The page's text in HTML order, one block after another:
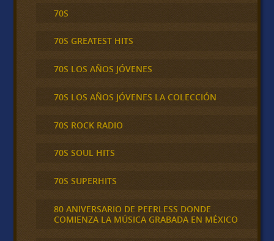
70S
70S GREATEST HITS
70S LOS AÑOS JÓVENES
70S LOS AÑOS JÓVENES LA COLECCIÓN
70S ROCK RADIO
70S SOUL HITS
70S SUPERHITS
80 ANIVERSARIO DE PEERLESS DONDE
COMIENZA LA MÚSICA GRABADA EN MÉXICO